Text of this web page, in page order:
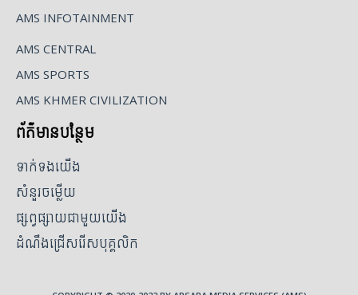
AMS INFOTAINMENT
AMS CENTRAL
AMS SPORTS
AMS KHMER CIVILIZATION
ព័ត៌មានបន្ថែម
ទាក់ទងយើង
សំនួរចម្លើយ
ផ្សព្វផ្សាយជាមួយយើង
ដំណឹងជ្រើសរើសបុគ្គលិក